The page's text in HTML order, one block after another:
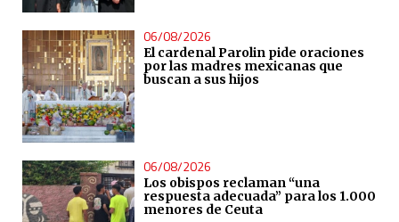
06/08/2026
El cardenal Parolin pide oraciones
por las madres mexicanas que
buscan a sus hijos
06/08/2026
Los obispos reclaman “una
respuesta adecuada” para los 1.000
menores de Ceuta